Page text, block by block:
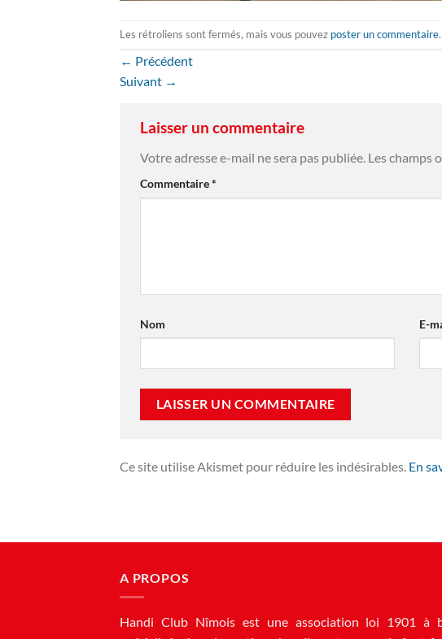
Les rétroliens sont fermés, mais vous pouvez poster un commentaire.
← Précédent
Suivant →
Laisser un commentaire
Votre adresse e-mail ne sera pas publiée. Les champs
Commentaire*
Nom E-
Ce site utilise Akismet pour réduire les indésirables. En
A PROPOS
Handi Club Nîmois est une association loi 1901 à